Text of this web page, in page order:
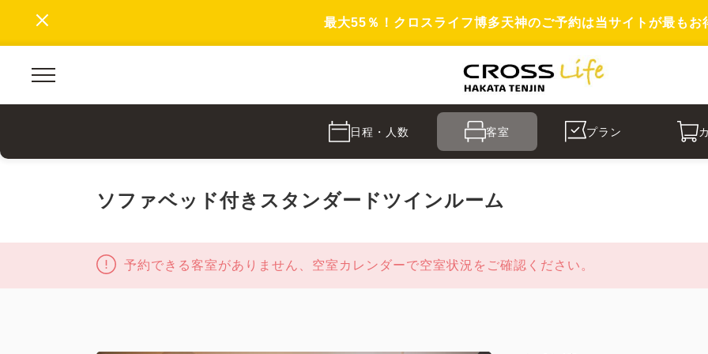
最大55％！クロスライフ博多天神のご予約は当サイトが最もお
日程・人数 客室 プラン
ソファベッド付きスタンダードツインルーム
予約できる客室がありません、空室カレンダーで空室状況をご確認ください。